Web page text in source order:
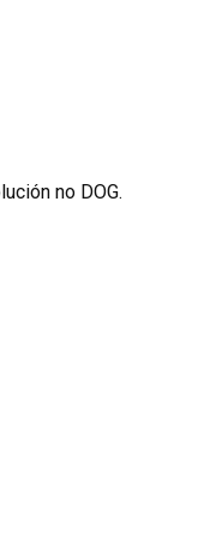
no DOG.